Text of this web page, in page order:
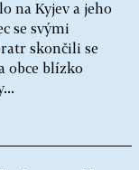
na Kyjev a jeho
se svými
skončili se
obce blízko